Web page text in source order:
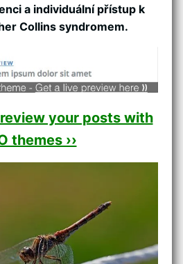
⁢a individuální přístup k
Collins ⁣syndromem.
your posts with
themes ››